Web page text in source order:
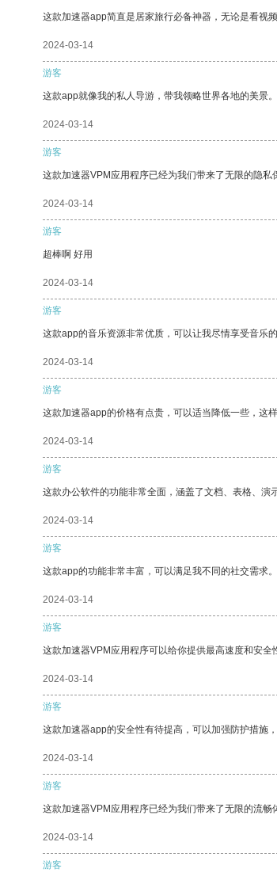
这款加速器app简直是居家旅行必备神器，无论是看视
2024-03-14
游客
这款app就像我的私人导游，带我领略世界各地的美景。
2024-03-14
游客
这款加速器VPM应用程序已经为我们带来了无限的隐私
2024-03-14
游客
超棒啊 好用
2024-03-14
游客
这款app的音乐资源非常优质，可以让我尽情享受音乐的
2024-03-14
游客
这款加速器app的价格有点贵，可以适当降低一些，这样
2024-03-14
游客
这款办公软件的功能非常全面，涵盖了文档、表格、演
2024-03-14
游客
这款app的功能非常丰富，可以满足我不同的社交需求。
2024-03-14
游客
这款加速器VPM应用程序可以给你提供最高速度和安全
2024-03-14
游客
这款加速器app的安全性有待提高，可以加强防护措施
2024-03-14
游客
这款加速器VPM应用程序已经为我们带来了无限的流畅
2024-03-14
游客